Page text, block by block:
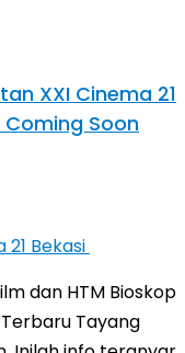
XXI Cinema 21
Coming Soon
dan HTM Bioskop
Tayang